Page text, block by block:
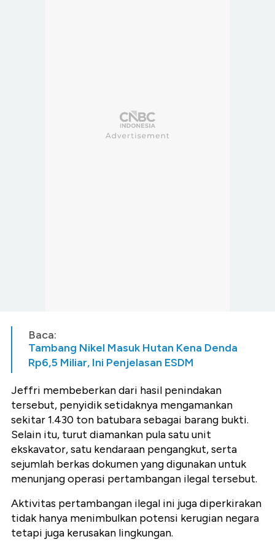
Baca:
Tambang Nikel Masuk Hutan Kena Denda
Rp6,5 Miliar, Ini Penjelasan ESDM
Jeffri membeberkan dari hasil penindakan
tersebut, penyidik setidaknya mengamankan
sekitar 1.430 ton batubara sebagai barang bukti.
Selain itu, turut diamankan pula satu unit
ekskavator, satu kendaraan pengangkut, serta
sejumlah berkas dokumen yang digunakan untuk
menunjang operasi pertambangan ilegal tersebut.
Aktivitas pertambangan ilegal ini juga diperkirakan
tidak hanya menimbulkan potensi kerugian negara
tetapi juga kerusakan lingkungan.